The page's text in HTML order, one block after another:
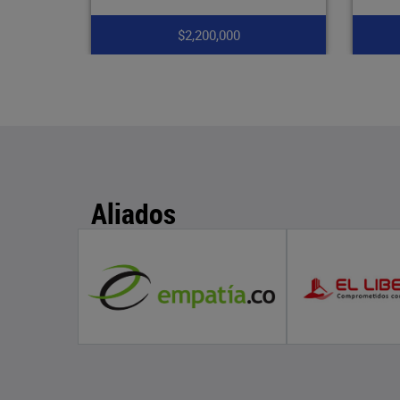
$1,750,000
Aliados